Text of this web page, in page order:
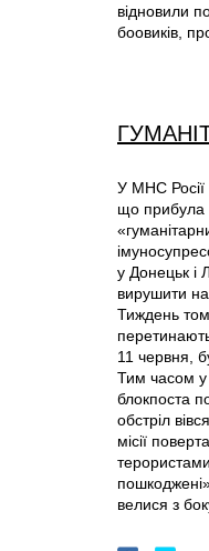
відновили
боовиків,
У МНС Росії
що прибула
у Донецьк і
вирушити
Тиждень
11 червня,
Тим часом у
блокпоста
обстріл
місії
велися з